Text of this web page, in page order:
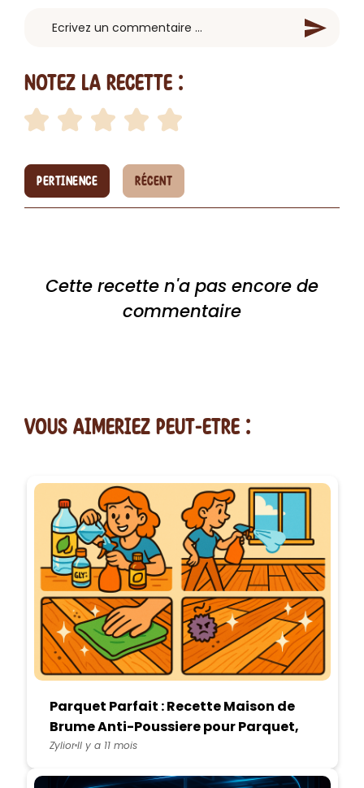
Notez la recette :
PERTINENCE RÉCENT
Cette recette n'a pas encore de
commentaire
vous AIMERiEZ PEUT-ETRE :
Parquet Parfait : Recette Maison de
Brume Anti-Poussiere pour Parquet,
Stratifie et Plancher
ZyliorIl y a 11 mois